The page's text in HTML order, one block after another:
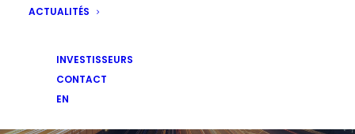
ACTUALITÉS
INVESTISSEURS
CONTACT
EN